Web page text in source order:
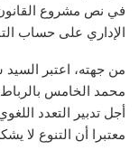
في نص مشروع القانون
الإداري على حساب
من جهته، اعتبر السيد
محمد الخامس
أجل تدبير التعدد
معتبرا أن التنوع لا